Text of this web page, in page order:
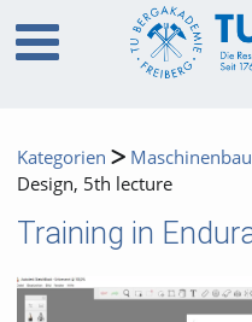
Kategorien Maschinenbau
Design, 5th lecture